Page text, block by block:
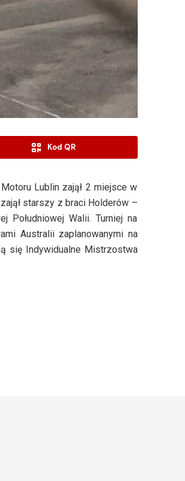
Kod QR
Lublin zajął 2 miejsce w
starszy z braci Holderów –
Południowej Walii. Turniej na
Australii zaplanowanymi na
się Indywidualne Mistrzostwa